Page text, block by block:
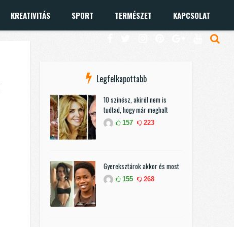
KREATIVITÁS SPORT TERMÉSZET KAPCSOLAT
Legfelkapottabb
10 színész, akiről nem is
tudtad, hogy már meghalt
157 223
Gyereksztárok akkor és most
155 268